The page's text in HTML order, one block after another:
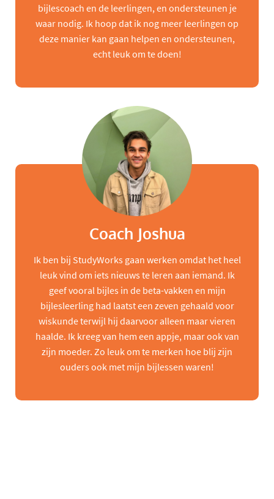
bijlescoach en de leerlingen, en ondersteunen je
waar nodig. Ik hoop dat ik nog meer leerlingen op
deze manier kan gaan helpen en ondersteunen,
echt leuk om te doen!
Coach Joshua
Ik ben bij StudyWorks gaan werken omdat het heel
leuk vind om iets nieuws te leren aan iemand. Ik
geef vooral bijles in de beta-vakken en mijn
bijlesleerling had laatst een zeven gehaald voor
wiskunde terwijl hij daarvoor alleen maar vieren
haalde. Ik kreeg van hem een appje, maar ook van
zijn moeder. Zo leuk om te merken hoe blij zijn
ouders ook met mijn bijlessen waren!